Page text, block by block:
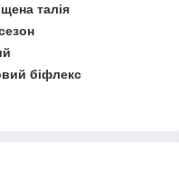
талія
біфлекс